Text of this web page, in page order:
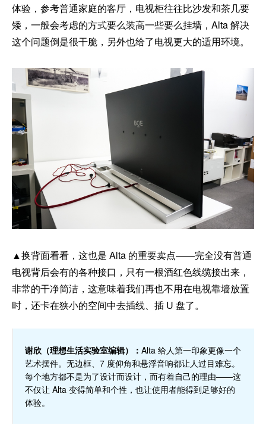
体验，参考普通家庭的客厅，电视柜往往比沙发和茶几要
矮，一般会考虑的方式要么装高一些要么挂墙，Alta 解决
这个问题倒是很干脆，另外也给了电视更大的适用环境。
▲换背面看看，这也是 Alta 的重要卖点——完全没有普通
电视背后会有的各种接口，只有一根酒红色线缆接出来，
非常的干净简洁，这意味着我们再也不用在电视靠墙放置
时，还卡在狭小的空间中去插线、插 U 盘了。
谢欣（理想生活实验室编辑）： Alta 给人第一印象更像一个
艺术摆件。无边框、7 度仰角和悬浮音响都让人过目难忘。
每个地方都不是为了设计而设计，而有着自己的理由——这
不仅让 Alta 变得简单和个性，也让使用者能得到足够好的
体验。